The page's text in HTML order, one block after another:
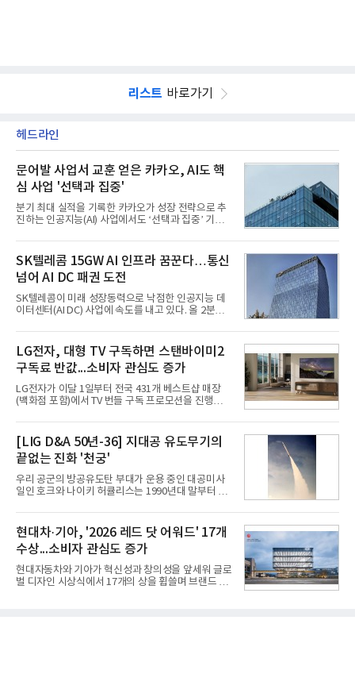
리스트 바로가기
헤드라인
문어발 사업서 교훈 얻은 카카오, AI도 핵
심 사업 '선택과 집중'
분기 최대 실적을 기록한 카카오가 성장 전략으로 추
진하는 인공지능(AI) 사업에서도 ‘선택과 집중’ 기조
라 투자에 나서는 것과 달리, 카카오는 ‘카카오톡’이
라는 플랫폼 경쟁력을 활용한 AI 에이전트 서비스에
집중하는 전략이다. 과거 무리한 사업 확장 과정에서
겪었던 시행착오를 되풀이하지 않고 핵심 역량에 집
중하겠다는 취지로 풀이된다.7일 업계에 따르면 카카
오는 올해 2분기 연결 기준 매출 2조985억원, 영업이
익 2770억원을 기록했다. 전년 동기 대비 매출과 영업
은 4884억
SK텔레콤 15GW AI 인프라 꿈꾼다…통신
넘어 AI DC 패권 도전
SK텔레콤이 미래 성장동력으로 낙점한 인공지능 데
이터센터(AI DC) 사업에 속도를 내고 있다. 올 2분기
는 2035년까지 총 15GW(기가와트) 규모의 AI DC를
구축하겠다는 대형 청사진을 제시하면서다. 이에 따
라 경쟁 구도 역시 이동통신사인 KT, LG유플러스를
넘어 네이버, 삼성SDS 등 IT 인프라 기업으로 확장되
고 있다.7일 SK텔레콤에 따르면 회사는 올해 2분기
연결 기준 매출 4조 3591억원, 영업이익 5660억원을
기록했다. 매출은 전년 동기 대비 0.5%, 영업이익은
따른 기저효과가 실
LG전자, 대형 TV 구독하면 스탠바이미2
구독료 반값...소비자 관심도 증가
LG전자가 이달 1일부터 전국 431개 베스트샵 매장
(백화점 포함)에서 TV 번들 구독 프로모션을 진행하고
인해주는 프로모션이다.대상 제품은 65·77·83형 올
레드, 75·86·100형 마이크로 RGB, 75·86형 미니
RGB 등 거실용 TV로 인기가 높은 베스트셀러 TV 20
개 모델이며, 동시 구독 계약 시 스탠바이미2(모델명
27LX6TPGA) 구독료를 50% 할인 받을 수 있다. 프로
모션 대상 모델과 혜택, 구독료 등 프로모션 세부 사항
은 베스트샵 판매 매니저에게 문의하면 자세히 안내
등으로 이전
[LIG D&A 50년-36] 지대공 유도무기의
끝없는 진화 '천궁'
우리 공군의 방공유도탄 부대가 운용 중인 대공미사
일인 호크와 나이키 허큘리스는 1990년대 말부터 성
기존 미사일체계를 대체할 중고도 및 중거리 대공미
사일을 개발하기로 결정했다.처음 KM-SAM 사업으로
불린 이 사업의 명칭은 호크(Iron Hawk, 철매)를 대체
한다는 의미에서 ‘철매Ⅱ’ 로 정해졌다. 철매Ⅱ 개발
사업은 미사일체계 완성 후인 2011년 ‘천궁(天弓)’으
로 다시 장비명이 바뀌었다. 17개 업체와 관련 기관이
참여한 가운데 LIG 넥스원은 탐색 개발에서 체계개발
현대차·기아, '2026 레드 닷 어워드' 17개
수상...소비자 관심도 증가
현대자동차와 기아가 혁신성과 창의성을 앞세워 글로
벌 디자인 시상식에서 17개의 상을 휩쓸며 브랜드 경